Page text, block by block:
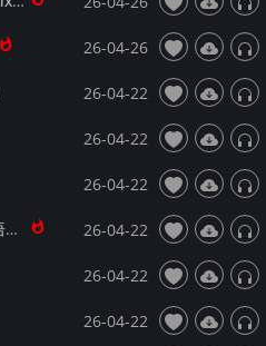
26-04-26
26-04-22
26-04-22
26-04-22
【Dj夜猫提供】龙梅子 - 下辈子做你的女人(Twin VinaHouse Mix国语女) 26-04-22
26-04-22
26-04-22